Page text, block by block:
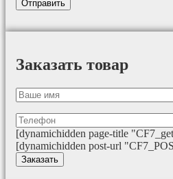
Заказать товар
[dynamichidden page-title
[dynamichidden post-url